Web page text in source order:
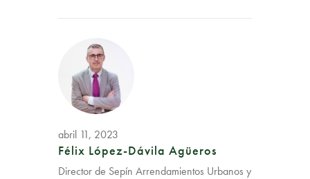
abril 11, 2023
Félix López-Dávila Agüeros
Director de Sepín Arrendamientos Urbanos y